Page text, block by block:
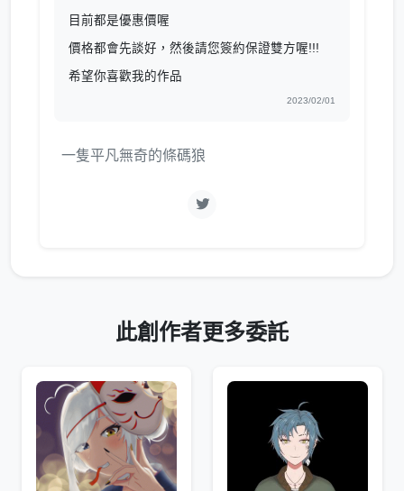
目前都是優惠價喔
價格都會先談好，然後請您簽約保證雙方喔!!!
希望你喜歡我的作品
2023/02/01
一隻平凡無奇的條碼狼
此創作者更多委託